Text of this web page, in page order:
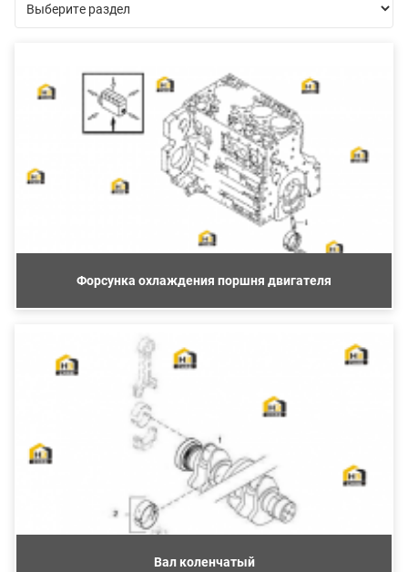
Форсунка охлаждения поршня двигателя
Вал коленчатый